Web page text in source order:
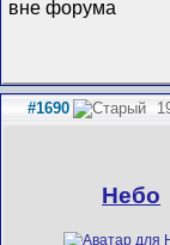
#1690
Небо